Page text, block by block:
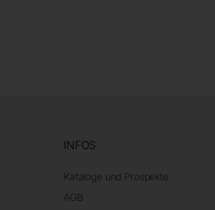
INFOS
Kataloge und Prospekte
AGB